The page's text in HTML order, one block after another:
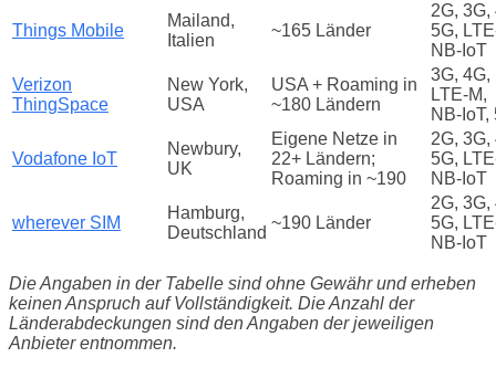
Things Mobile
Mailand,
Italien
~165 Länder
2G, 3G,
5G,
NB‑IoT
Verizon
ThingSpace
New York,
USA
USA + Roaming in
~180 Ländern
3G, 4G,
LTE‑M,
NB‑IoT,
Vodafone IoT
Newbury,
UK
Eigene Netze in
22+ Ländern;
Roaming in ~190
2G, 3G,
5G,
NB‑IoT
wherever SIM
Hamburg,
Deutschland
~190 Länder
2G, 3G,
5G,
NB-IoT
Die Angaben in der Tabelle sind ohne Gewähr und erheben
keinen Anspruch auf Vollständigkeit. Die Anzahl der
Länderabdeckungen sind den Angaben der jeweiligen
Anbieter entnommen.